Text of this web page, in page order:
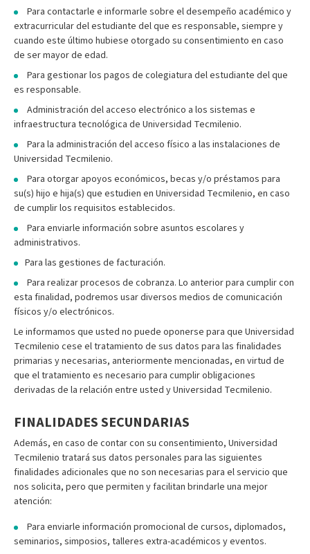
Para contactarle e informarle sobre el desempeño académico y
extracurricular del estudiante del que es responsable, siempre y
cuando este último hubiese otorgado su consentimiento en caso
de ser mayor de edad.
Para gestionar los pagos de colegiatura del estudiante del que
es responsable.
Administración del acceso electrónico a los sistemas e
infraestructura tecnológica de Universidad Tecmilenio.
Para la administración del acceso físico a las instalaciones de
Universidad Tecmilenio.
Para otorgar apoyos económicos, becas y/o préstamos para
su(s) hijo e hija(s) que estudien en Universidad Tecmilenio, en caso
de cumplir los requisitos establecidos.
Para enviarle información sobre asuntos escolares y
administrativos.
Para las gestiones de facturación.
Para realizar procesos de cobranza. Lo anterior para cumplir con
esta finalidad, podremos usar diversos medios de comunicación
físicos y/o electrónicos.
Le informamos que usted no puede oponerse para que Universidad
Tecmilenio cese el tratamiento de sus datos para las finalidades
primarias y necesarias, anteriormente mencionadas, en virtud de
que el tratamiento es necesario para cumplir obligaciones
derivadas de la relación entre usted y Universidad Tecmilenio.
FINALIDADES SECUNDARIAS
Además, en caso de contar con su consentimiento, Universidad
Tecmilenio tratará sus datos personales para las siguientes
finalidades adicionales que no son necesarias para el servicio que
nos solicita, pero que permiten y facilitan brindarle una mejor
atención:
Para enviarle información promocional de cursos, diplomados,
seminarios, simposios, talleres extra-académicos y eventos.